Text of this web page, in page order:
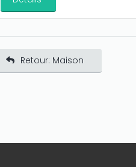
Retour: Maison